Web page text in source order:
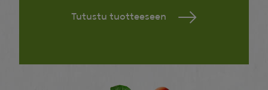
Tutustu tuotteeseen